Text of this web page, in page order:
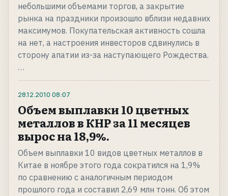
небольшими объемами торгов, а закрытие
рынка на праздники произошло вблизи недавних
максимумов. Покупательская активность сошла
на нет, а настроения инвесторов сдвинулись в
сторону апатии из-за наступающего Рождества.
…
28.12.2010 08:07
Объем выплавки 10 цветных
металлов в КНР за 11 месяцев
вырос на 18,9%.
Объем выплавки 10 видов цветных металлов в
Китае в ноябре этого года сократился на 1,9%
по сравнению с аналогичным периодом
прошлого года и составил 2,69 млн тонн. Об этом